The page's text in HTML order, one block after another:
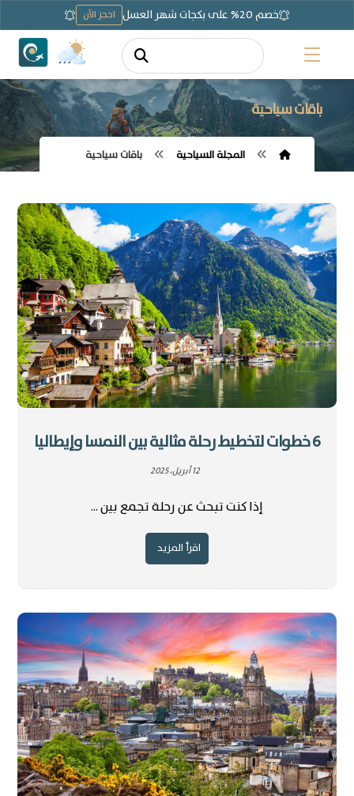
خصم 20% على بكجات شهر العسل احجز الآن
باقات سياحية
المجلة السياحية باقات سياحية
6 خطوات لتخطيط رحلة مثالية بين النمسا وإيطاليا
12 أبريل، 2025
إذا كنت تبحث عن رحلة تجمع بين ...
اقرأ المزيد